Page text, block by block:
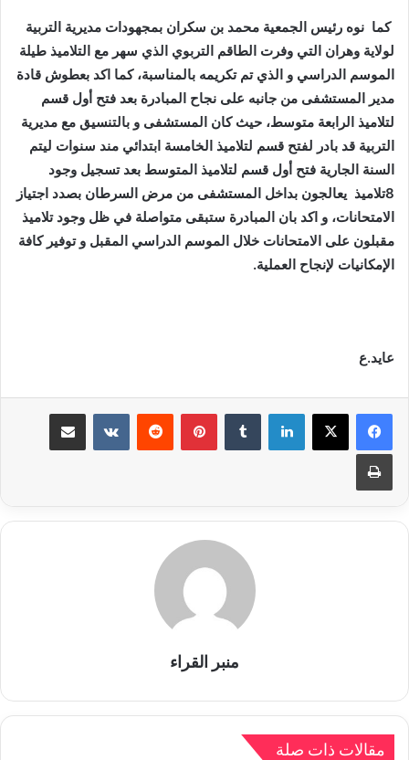
كما نوه رئيس الجمعية محمد بن سكران بمجهودات مديرية التربية
لولاية وهران التي وفرت الطاقم التربوي الذي سهر مع التلاميذ طيلة
الموسم الدراسي و الذي تم تكريمه بالمناسبة، كما اكد بعطوش قادة
مدير المستشفى من جانبه على نجاح المبادرة بعد فتح أول قسم
لتلاميذ الرابعة متوسط، حيث كان المستشفى و بالتنسيق مع مديرية
التربية قد بادر لفتح قسم لتلاميذ الخامسة ابتدائي مند سنوات ليتم
السنة الجارية فتح أول قسم لتلاميذ المتوسط بعد تسجيل وجود
8تلاميذ يعالجون بداخل المستشفى من مرض السرطان بصدد اجتياز
الامتحانات، و اكد بان المبادرة ستبقى متواصلة في ظل وجود تلاميذ
مقبلون على الامتحانات خلال الموسم الدراسي المقبل و توفير كافة
الإمكانيات لإنجاح العملية.
عايد.ع
لينكدإن بينتيريست
طباعة
منبر القراء
مقالات ذات صلة